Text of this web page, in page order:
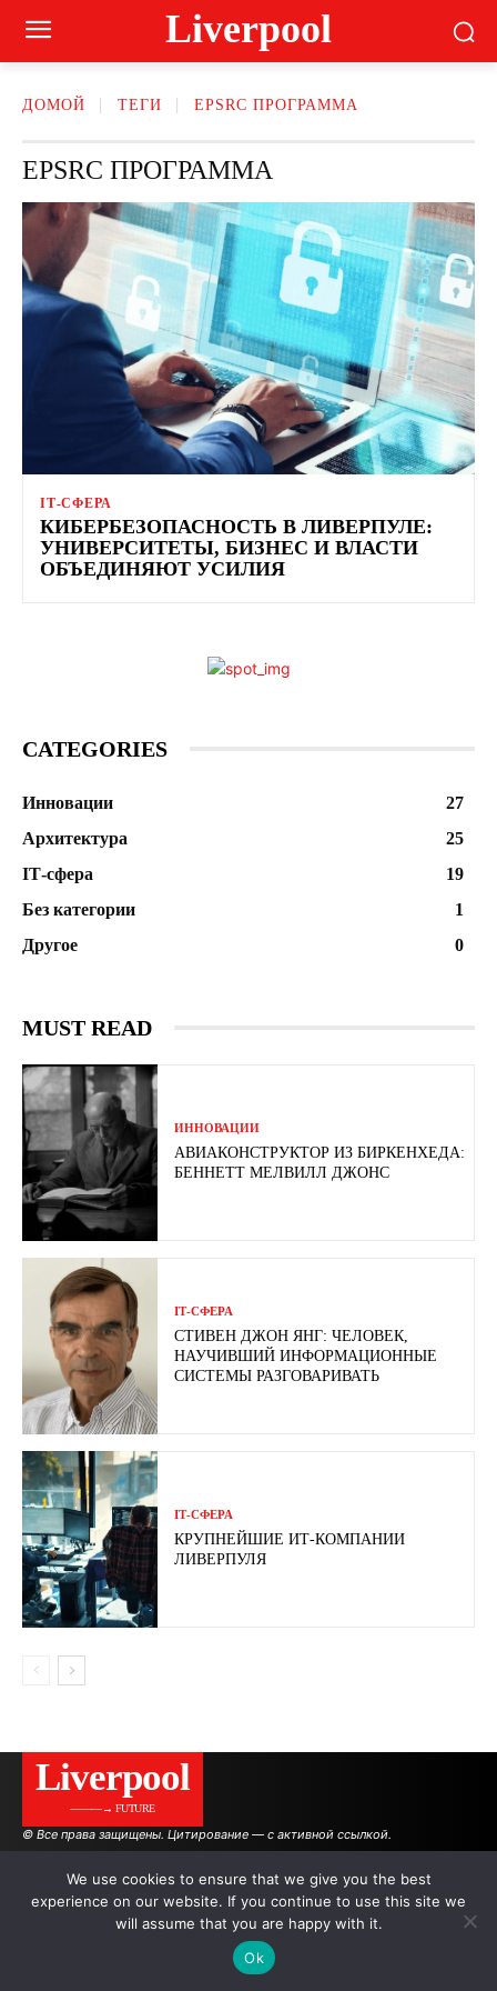
Liverpool
ДОМОЙ ТЕГИ EPSRC ПРОГРАММА
EPSRC ПРОГРАММА
ІТ-СФЕРА
КИБЕРБЕЗОПАСНОСТЬ В ЛИВЕРПУЛЕ:
УНИВЕРСИТЕТЫ, БИЗНЕС И ВЛАСТИ
ОБЪЕДИНЯЮТ УСИЛИЯ
CATEGORIES
Инновации
27
Архитектура
25
ІТ-сфера
19
Без категории
1
Другое
0
MUST READ
ИННОВАЦИИ
АВИАКОНСТРУКТОР ИЗ БИРКЕНХЕДА:
БЕННЕТТ МЕЛВИЛЛ ДЖОНС
ІТ-СФЕРА
СТИВЕН ДЖОН ЯНГ: ЧЕЛОВЕК,
НАУЧИВШИЙ ИНФОРМАЦИОННЫЕ
СИСТЕМЫ РАЗГОВАРИВАТЬ
ІТ-СФЕРА
КРУПНЕЙШИЕ ИТ-КОМПАНИИ
ЛИВЕРПУЛЯ
Liverpool
———→ FUTURE
© Все права защищены. Цитирование — с активной ссылкой.
АВТОРЫ РЕКЛАМА НА САЙТЕ
We use cookies to ensure that we give you the best
experience on our website. If you continue to use this site we
will assume that you are happy with it.
Ok